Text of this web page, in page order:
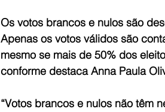
Os votos brancos e nulos são
Apenas os votos válidos são
mesmo se mais de 50% dos
conforme destaca Anna Paula
“Votos brancos e nulos não têm